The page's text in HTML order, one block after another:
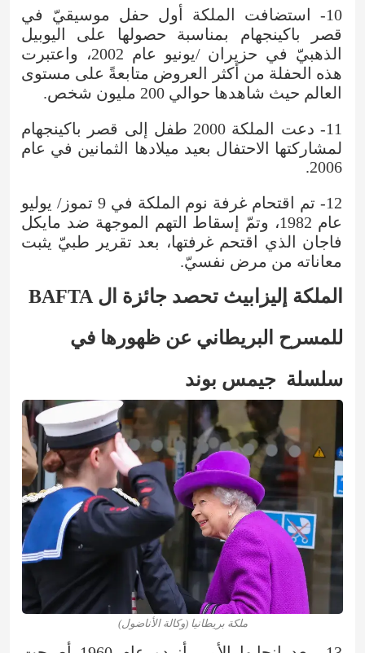
10- استضافت الملكة أول حفل موسيقيّ في
قصر باكينجهام بمناسبة حصولها على اليوبيل
الذهبيّ في حزيران /يونيو عام 2002، واعتبرت
هذه الحفلة من أكثر العروض متابعةً على مستوى
العالم حيث شاهدها حوالي 200 مليون شخص.
11- دعت الملكة 2000 طفل إلى قصر باكينجهام
لمشاركتها الاحتفال بعيد ميلادها الثمانين في عام
2006.
12- تم اقتحام غرفة نوم الملكة في 9 تموز/ يوليو
عام 1982، وتمّ إسقاط التهم الموجهة ضد مايكل
فاجان الذي اقتحم غرفتها، بعد تقرير طبيّ يثبت
معاناته من مرض نفسيّ.
الملكة إليزابيث تحصد جائزة ال BAFTA
للمسرح البريطاني عن ظهورها في
سلسلة جيمس بوند
ملكة بريطانيا (وكالة الأناضول)